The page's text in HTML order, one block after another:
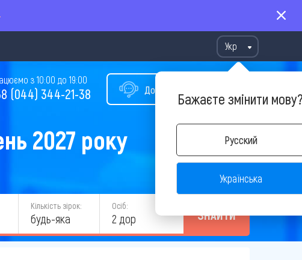
Укр
Бажаєте змінити
Русский
Українська
Допомога у виборі туру
з 10:00 до 19:00
(044) 344-21-38
2027 року
Кількість зірок:
будь-яка
Осіб:
2 дор ЗНАЙТИ